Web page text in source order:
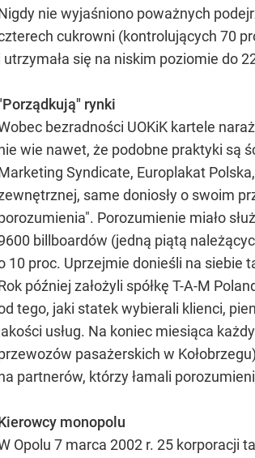
nie wyjaśniono poważnych
cukrowni (kontrolujących 70
utrzymała się na niskim poziomie do
rynki
bezradności UOKiK kartele
wie nawet, że podobne praktyki są
Syndicate, Europlakat
same doniosły o swoim
Porozumienie miało
billboardów (jedną piątą
10 proc. Uprzejmie donieśli na siebie
później założyli spółkę T-A-M
tego, jaki statek wybierali klienci,
usług. Na koniec miesiąca
pasażerskich w
partnerów, którzy łamali
monopolu
Opolu 7 marca 2002 r. 25 korporacji